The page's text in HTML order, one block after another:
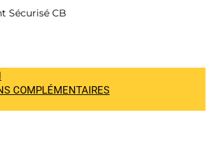
Sécurisé CB
COMPLÉMENTAIRES